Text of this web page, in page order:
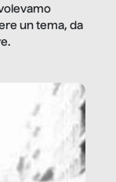
un tema, da